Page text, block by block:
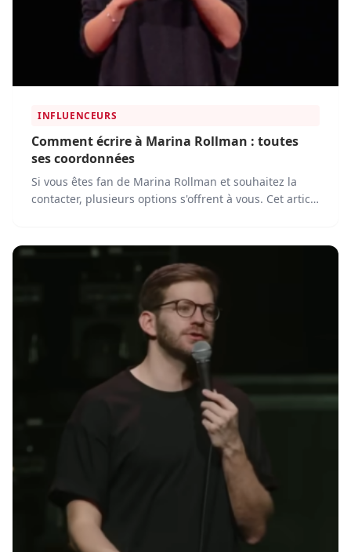
INFLUENCEURS
Comment écrire à Marina Rollman : toutes
ses coordonnées
Si vous êtes fan de Marina Rollman et souhaitez la
contacter, plusieurs options s'offrent à vous. Cet article